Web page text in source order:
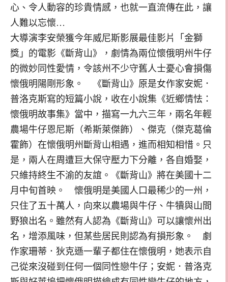
心、令人動容的珍貴情感，也就一直流傳在此，讓
人難以忘懷…
大導演李安榮獲今年威尼斯影展最佳影片「金獅
獎」的電影《斷背山》，劇情為兩位懷俄明州牛仔
的微妙同性愛情，令該州不少守舊人士憂心會損傷
懷俄明陽剛形象。 《斷背山》原是女作家安妮．
普洛克斯寫的短篇小說，收在小說集《近鄉情怯：
懷俄明故事集》當中，描寫一九六三年，兩名年輕
農場牛仔恩尼斯（希斯萊傑飾）、傑克（傑克葛倫
霍飾）在懷俄明州斷背山相遇，進而相知相惜。只
是，兩人在周遭巨大保守壓力下分離，各自婚娶，
只維持終生不渝的友誼。《斷背山》將在美國十二
月中旬首映。 懷俄明是美國人口最稀少的一州，
只住了五十萬人，向來以農場與牛仔、牛犢與山間
野狼出名。雖然有人認為《斷背山》可以讓懷州出
名，增添風味，但某些居民則認為有損形象。 劇
作家珊蒂．狄克遜一輩子都住在懷俄明，她表示自
己從來沒碰到任何一個同性戀牛仔；安妮．普洛克